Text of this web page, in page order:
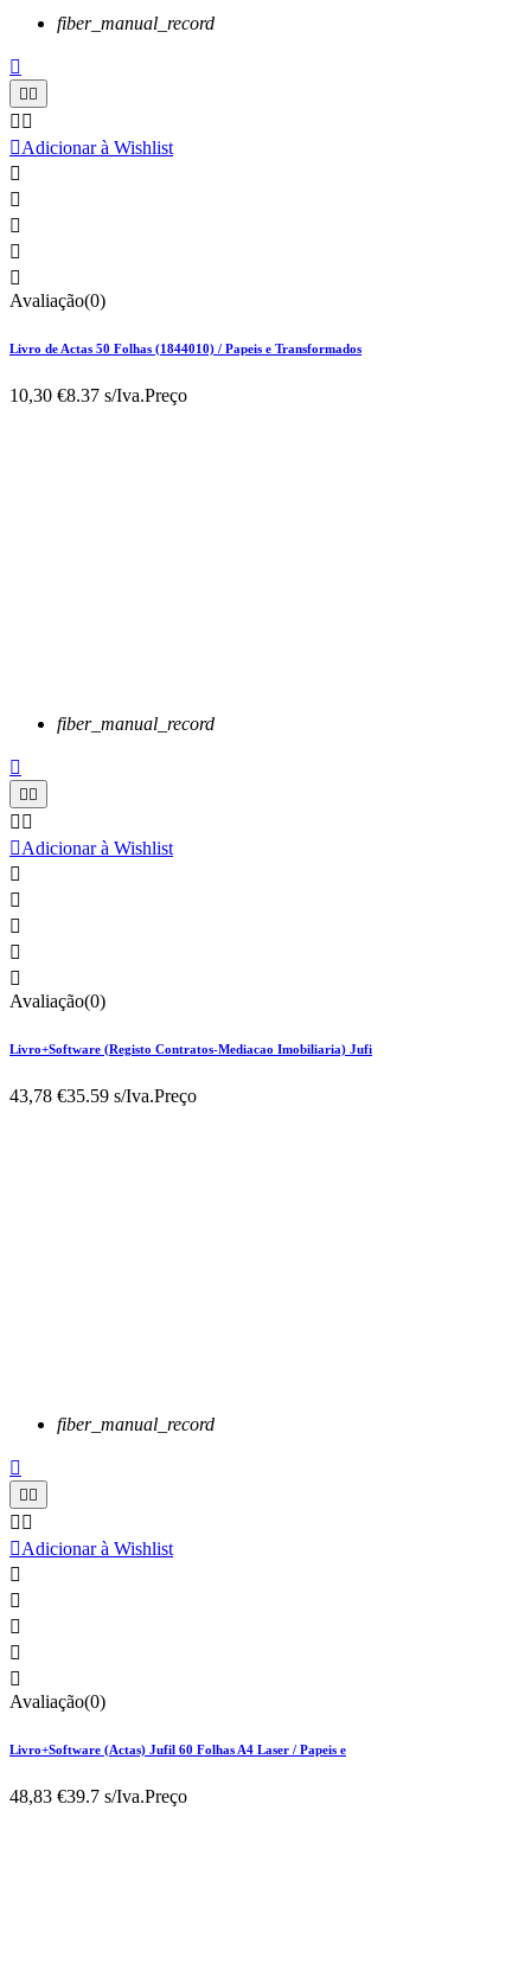
fiber_manual_record

 
 
Adicionar à Wishlist





Avaliação(0)
Livro de Actas 50 Folhas (1844010) / Papeis e Transformados
10,30 €8.37 s/Iva.Preço
fiber_manual_record

 
 
Adicionar à Wishlist





Avaliação(0)
Livro+Software (Registo Contratos-Mediacao Imobiliaria) Jufi
43,78 €35.59 s/Iva.Preço
fiber_manual_record

 
 
Adicionar à Wishlist





Avaliação(0)
Livro+Software (Actas) Jufil 60 Folhas A4 Laser / Papeis e
48,83 €39.7 s/Iva.Preço